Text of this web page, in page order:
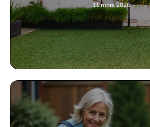
11 mars 2026